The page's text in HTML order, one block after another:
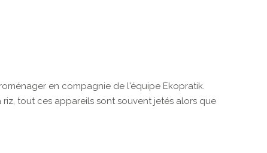
en compagnie de l'équipe Ekopratik.
tout ces appareils sont souvent jetés alors que